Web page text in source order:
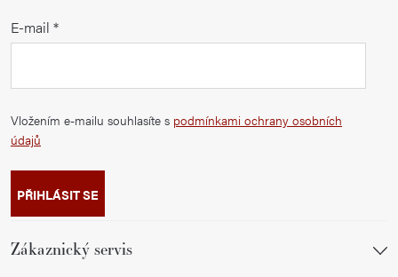
E-mail
Vložením e-mailu souhlasíte s podmínkami ochrany osobních
údajů
PŘIHLÁSIT SE
Zákaznický servis